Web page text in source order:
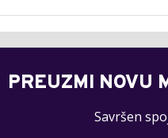
PREUZMI NOVU
Savršen